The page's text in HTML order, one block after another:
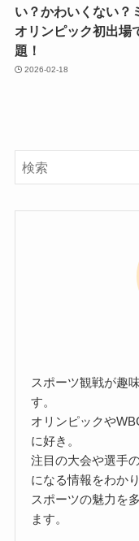
い？かわいくない？
オリンピック初出場
題！
2026-02-18
スポーツ観戦が趣
す。
オリンピックや
に好き。
注目の大会や選手
になる情報をわか
スポーツの魅力を
ます。